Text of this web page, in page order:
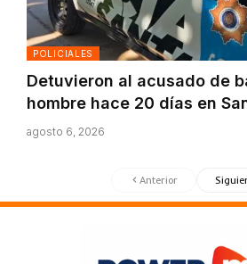
POLICIALES
Detuvieron al acusado de
hombre hace 20 días en
agosto 6, 2026
Anterior